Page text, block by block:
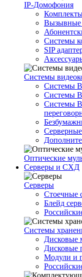
IP-Домофония
Вызывные
Системы
SIP
Системы
Системы
Системы
Системы
Оптические
Серверы и СХД
Серверы
Стоечные
Блейд
Системы
Дисковые
Дисковые
Модули и